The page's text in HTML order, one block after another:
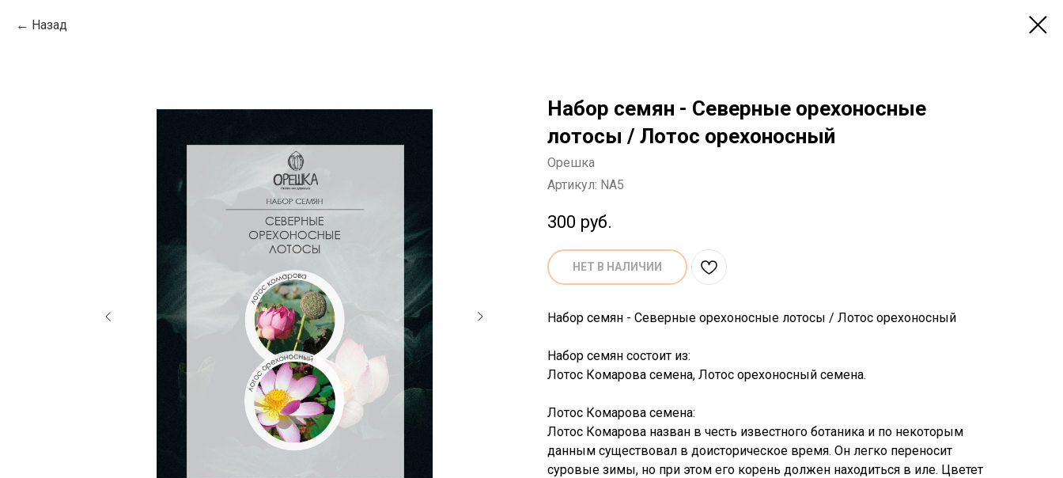
Назад
Набор семян - Северные орехоносные
лотосы / Лотос орехоносный
Орешка
Артикул: NA5
300 руб.
НЕТ В НАЛИЧИИ
Набор семян - Северные орехоносные лотосы / Лотос орехоносный
Набор семян состоит из:
Лотос Комарова семена, Лотос орехоносный семена.
Лотос Комарова семена:
Лотос Комарова назван в честь известного ботаника и по некоторым
данным существовал в доисторическое время. Он легко переносит
суровые зимы, но при этом его корень должен находиться в иле. Цветет